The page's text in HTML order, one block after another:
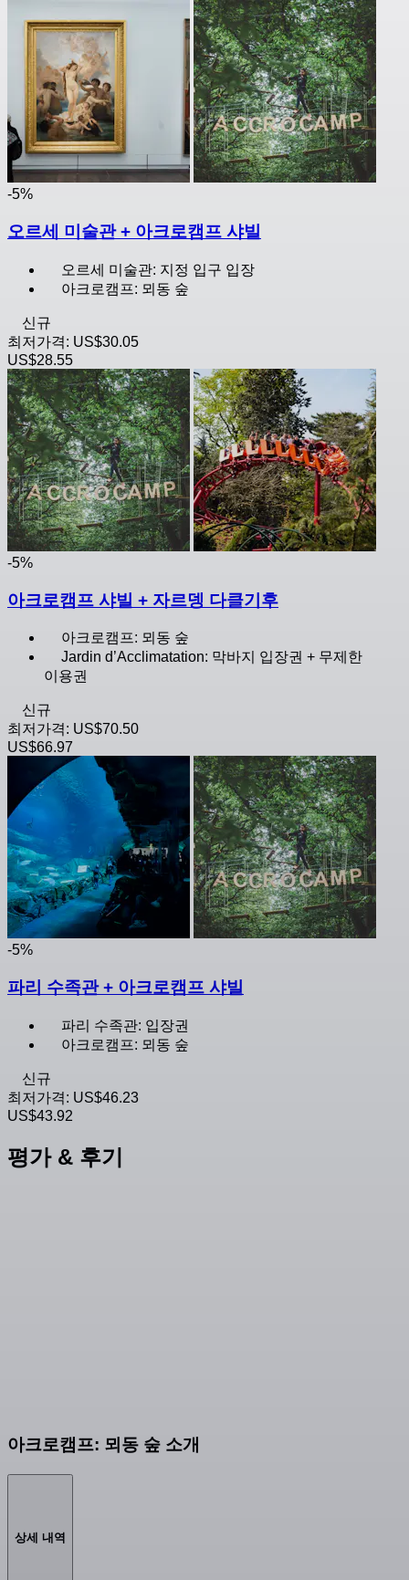
-5%
오르세 미술관 + 아크로캠프 샤빌
오르세 미술관: 지정 입구 입장
아크로캠프: 뫼동 숲
신규
최저가격: US$30.05
US$28.55
-5%
아크로캠프 샤빌 + 자르뎅 다클기후
아크로캠프: 뫼동 숲
Jardin d’Acclimatation: 막바지 입장권 + 무제한
이용권
신규
최저가격: US$70.50
US$66.97
-5%
파리 수족관 + 아크로캠프 샤빌
파리 수족관: 입장권
아크로캠프: 뫼동 숲
신규
최저가격: US$46.23
US$43.92
평가 & 후기
아크로캠프: 뫼동 숲 소개
상세 내역